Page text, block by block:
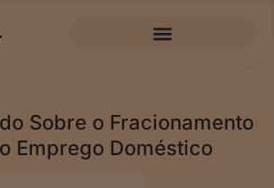
Sobre o Fracionamento
Emprego Doméstico